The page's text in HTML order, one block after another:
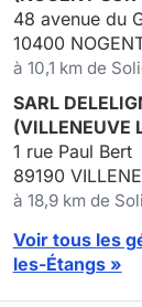
48 avenue du
10400
à 10,1 km de
SARL
(VILLENEUVE
1 rue Paul Bert
89190
à 18,9 km de
Voir tous les
les-Étangs »